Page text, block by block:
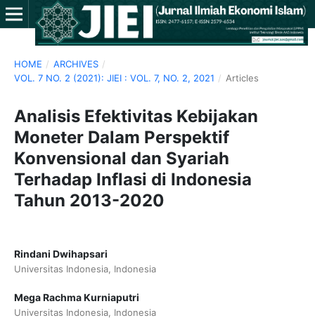
HOME / ARCHIVES /
VOL. 7 NO. 2 (2021): JIEI : VOL. 7, NO. 2, 2021 / Articles
Analisis Efektivitas Kebijakan
Moneter Dalam Perspektif
Konvensional dan Syariah
Terhadap Inflasi di Indonesia
Tahun 2013-2020
Rindani Dwihapsari
Universitas Indonesia, Indonesia
Mega Rachma Kurniaputri
Universitas Indonesia, Indonesia